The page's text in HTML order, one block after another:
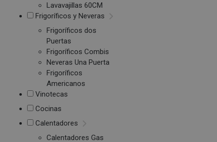
Lavavajillas 60CM
Frigoríficos y Neveras
Frigoríficos dos
Puertas
Frigoríficos Combis
Neveras Una Puerta
Frigoríficos
Americanos
Vinotecas
Cocinas
Calentadores
Calentadores Gas